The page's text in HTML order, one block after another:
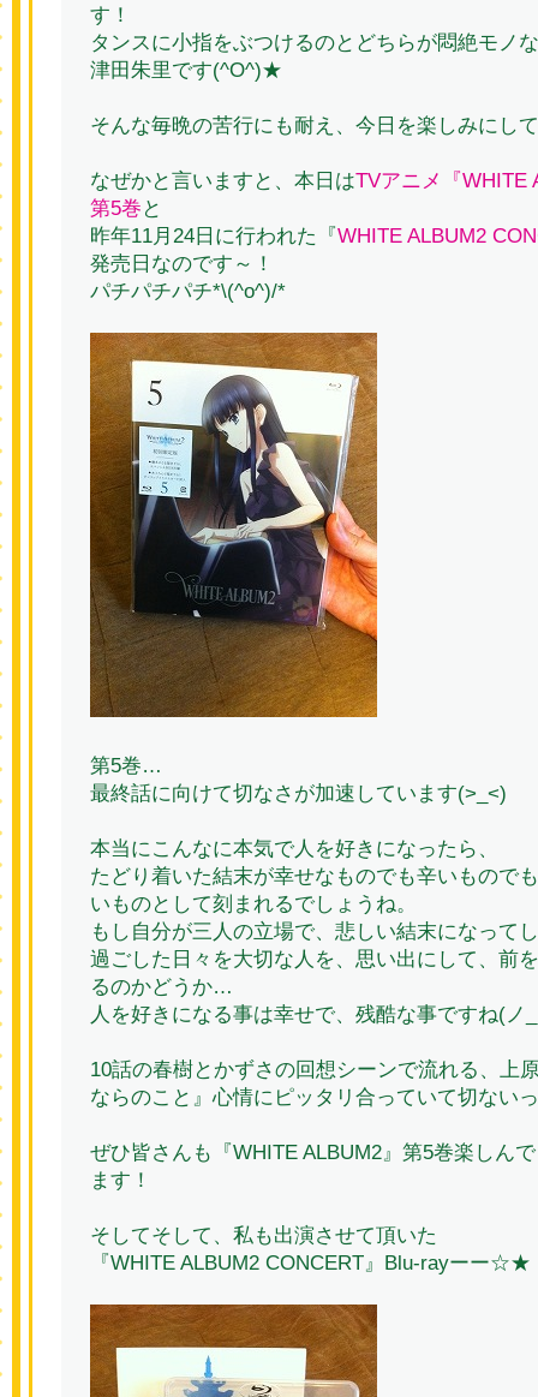
す！
タンスに小指をぶつけるのとどちらが悶絶モノ
津田朱里です(^O^)★
そんな毎晩の苦行にも耐え、今日を楽しみにし
なぜかと言いますと、本日はTVアニメ『WHITE
第5巻 と
昨年11月24日に行われた『WHITE ALBUM2
発売日なのです～！
パチパチパチ*\(^o^)/*
第5巻…
最終話に向けて切なさが加速しています(>_<)
本当にこんなに本気で人を好きになったら、
たどり着いた結末が幸せなものでも辛いもので
いものとして刻まれるでしょうね。
もし自分が三人の立場で、悲しい結末になって
過ごした日々を大切な人を、思い出にして、前
るのかどうか…
人を好きになる事は幸せで、残酷な事ですね(ノ
10話の春樹とかずさの回想シーンで流れる、上
ならのこと』心情にピッタリ合っていて切ない
ぜひ皆さんも『WHITE ALBUM2』第5巻楽しん
ます！
そしてそして、私も出演させて頂いた
『WHITE ALBUM2 CONCERT』Blu-rayーー☆★